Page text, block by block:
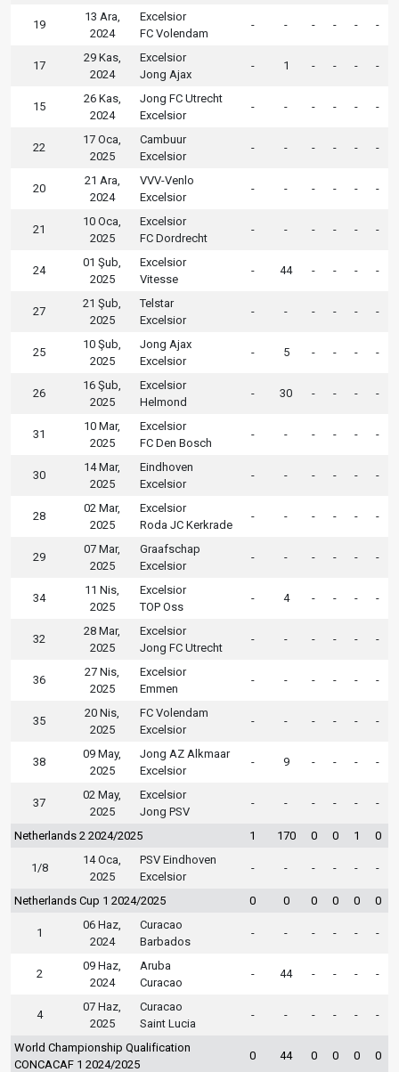
19
13 Ara,
2024
Excelsior
FC Volendam
- - - - - -
17
29 Kas,
2024
Excelsior
Jong Ajax
- 1 - - - -
15
26 Kas,
2024
Jong FC Utrecht
Excelsior
- - - - - -
22
17 Oca,
2025
Cambuur
Excelsior
- - - - - -
20
21 Ara,
2024
VVV-Venlo
Excelsior
- - - - - -
21
10 Oca,
2025
Excelsior
FC Dordrecht
- - - - - -
24
01 Şub,
2025
Excelsior
Vitesse
- 44 - - - -
27
21 Şub,
2025
Telstar
Excelsior
- - - - - -
25
10 Şub,
2025
Jong Ajax
Excelsior
- 5 - - - -
26
16 Şub,
2025
Excelsior
Helmond
- 30 - - - -
31
10 Mar,
2025
Excelsior
FC Den Bosch
- - - - - -
30
14 Mar,
2025
Eindhoven
Excelsior
- - - - - -
28
02 Mar,
2025
Excelsior
Roda JC Kerkrade
- - - - - -
29
07 Mar,
2025
Graafschap
Excelsior
- - - - - -
34
11 Nis,
2025
Excelsior
TOP Oss
- 4 - - - -
32
28 Mar,
2025
Excelsior
Jong FC Utrecht
- - - - - -
36
27 Nis,
2025
Excelsior
Emmen
- - - - - -
35
20 Nis,
2025
FC Volendam
Excelsior
- - - - - -
38
09 May,
2025
Jong AZ Alkmaar
Excelsior
- 9 - - - -
37
02 May,
2025
Excelsior
Jong PSV
- - - - - -
Netherlands 2 2024/2025 1 170 0 0 1 0
1/8
14 Oca,
2025
PSV Eindhoven
Excelsior
- - - - - -
Netherlands Cup 1 2024/2025 0 0 0 0 0 0
1
06 Haz,
2024
Curacao
Barbados
- - - - - -
2
09 Haz,
2024
Aruba
Curacao
- 44 - - - -
4
07 Haz,
2025
Curacao
Saint Lucia
- - - - - -
World Championship Qualification
CONCACAF 1 2024/2025
0 44 0 0 0 0